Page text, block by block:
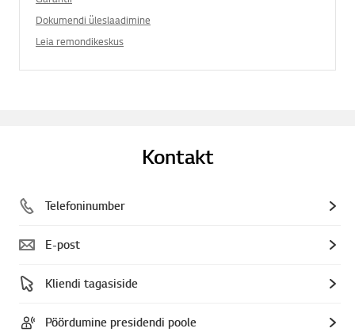
Dokumendi üleslaadimine
Leia remondikeskus
Kontakt
Telefoninumber
E-post
Kliendi tagasiside
Pöördumine presidendi poole